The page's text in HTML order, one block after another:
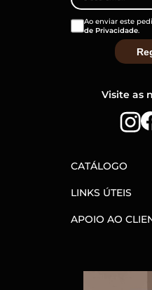
Ao enviar este
de Privacidade.
Visite as
CATÁLOGO
LINKS ÚTEIS
APOIO AO